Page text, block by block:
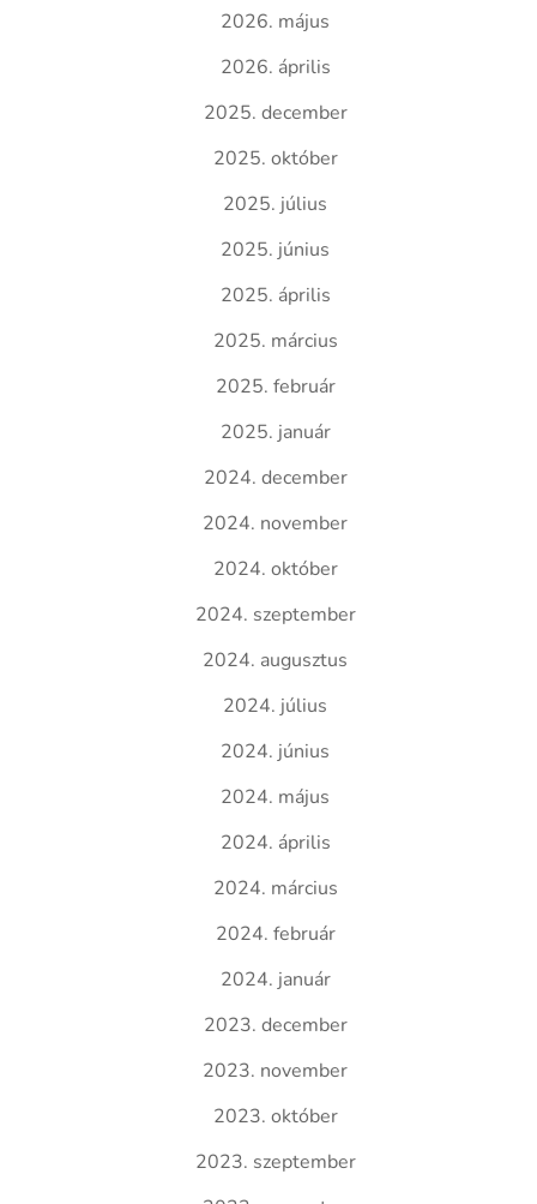
2026. május
2026. április
2025. december
2025. október
2025. július
2025. június
2025. április
2025. március
2025. február
2025. január
2024. december
2024. november
2024. október
2024. szeptember
2024. augusztus
2024. július
2024. június
2024. május
2024. április
2024. március
2024. február
2024. január
2023. december
2023. november
2023. október
2023. szeptember